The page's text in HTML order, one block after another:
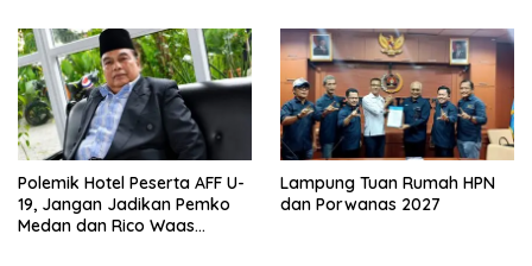
Polemik Hotel Peserta AFF U-
19, Jangan Jadikan Pemko
Medan dan Rico Waas
Lampung Tuan Rumah HPN
dan Porwanas 2027